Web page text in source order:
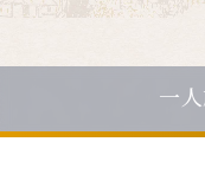
父親節．限時特別企
一